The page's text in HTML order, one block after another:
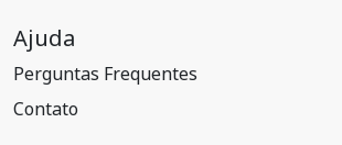
Ajuda
Perguntas Frequentes
Contato